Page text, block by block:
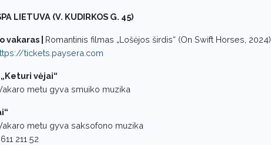
LIETUVA (V. KUDIRKOS G. 45)
vakaras | Romantinis filmas „Lošėjos širdis“ (On Swift Horses, 2024)
tickets.paysera.com
vėjai“
metu gyva smuiko muzika
metu gyva saksofono muzika
211 52